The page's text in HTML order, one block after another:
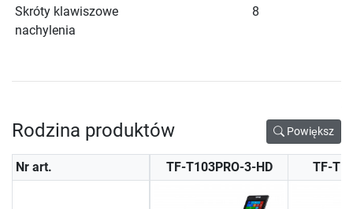
Skróty klawiszowe
nachylenia
8
Rodzina produktów Powiększ
Nr art. TF-T103PRO-3-HD TF-